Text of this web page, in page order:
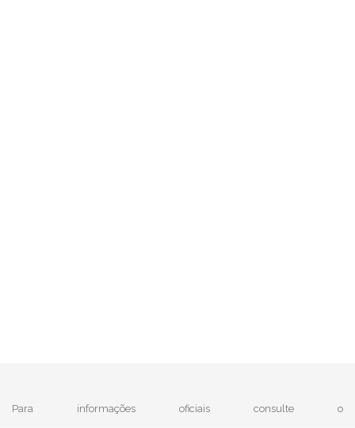
Para informações oficiais consulte o